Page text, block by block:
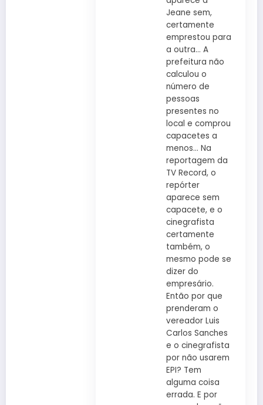
Jeane sem,
certamente
emprestou para
a outra… A
prefeitura não
calculou o
número de
pessoas
presentes no
local e comprou
capacetes a
menos… Na
reportagem da
TV Record, o
repórter
aparece sem
capacete, e o
cinegrafista
certamente
também, o
mesmo pode se
dizer do
empresário.
Então por que
prenderam o
vereador Luis
Carlos Sanches
e o cinegrafista
por não usarem
EPI? Tem
alguma coisa
errada. E por